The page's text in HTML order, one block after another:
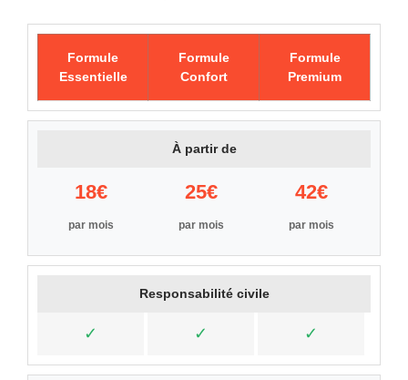
Formule
Essentielle
Formule
Confort
Formule
Premium
À partir de
18€
par mois
25€
par mois
42€
par mois
Responsabilité civile
✓ ✓ ✓